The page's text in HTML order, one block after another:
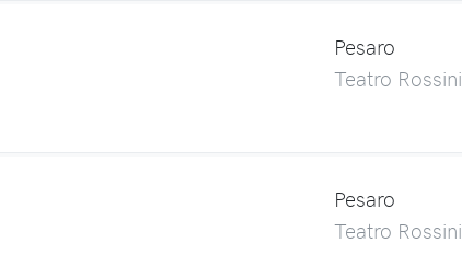
Pesaro
Teatro Rossini
Pesaro
Teatro Rossini